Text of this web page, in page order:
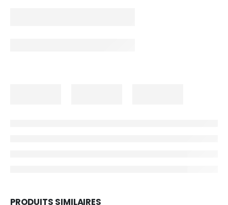
PRODUITS SIMILAIRES